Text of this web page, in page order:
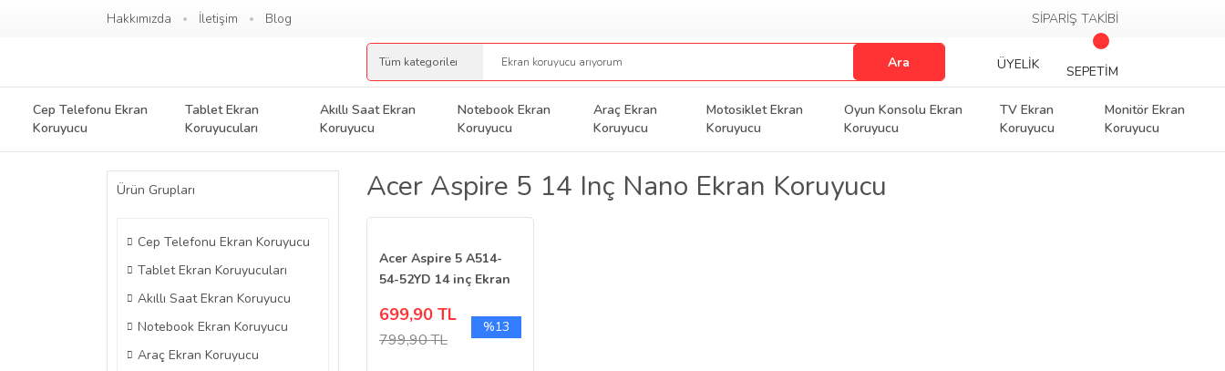
Hakkımızda İletişim Blog SİPARİŞ TAKİBİ
Ara ÜYELİK SEPETİM
Cep Telefonu Ekran
Koruyucu
Tablet Ekran
Koruyucuları
Akıllı Saat Ekran
Koruyucu
Notebook Ekran
Koruyucu
Araç Ekran
Koruyucu
Motosiklet Ekran
Koruyucu
Oyun Konsolu Ekran
Koruyucu
TV Ekran
Koruyucu
Monitör Ekran
Koruyucu
Ürün Grupları
Cep Telefonu Ekran Koruyucu
Tablet Ekran Koruyucuları
Akıllı Saat Ekran Koruyucu
Notebook Ekran Koruyucu
Araç Ekran Koruyucu
Acer Aspire 5 14 Inç Nano Ekran Koruyucu
Acer Aspire 5 A514-
54-52YD 14 inç Ekran
699,90 TL
799,90 TL
%13